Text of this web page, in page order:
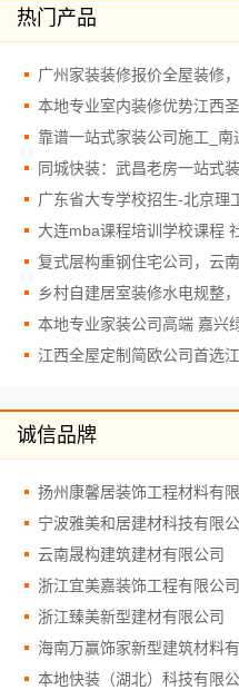
热门产品
同城快装：武昌老房一站式
诚信品牌
扬州康馨居装饰工程材料有
宁波雅美和居建材科技有限
云南晟构建筑建材有限公司
浙江宜美嘉装饰工程有限公司
浙江臻美新型建材有限公司
海南万赢饰家新型建筑材料
本地快装（湖北）科技有限